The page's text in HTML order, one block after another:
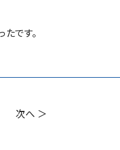
です。
次へ ＞